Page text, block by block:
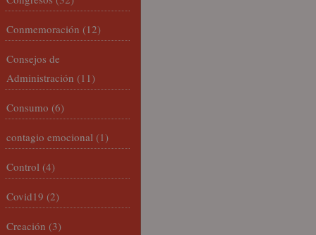
Conmemoración (12)
Consejos de
Administración (11)
Consumo (6)
contagio emocional (1)
Control (4)
Covid19 (2)
Creación (3)